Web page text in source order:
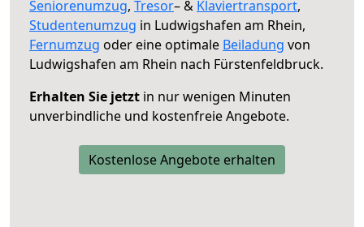
Seniorenumzug, Tresor– & Klaviertransport,
Studentenumzug in Ludwigshafen am Rhein,
Fernumzug oder eine optimale Beiladung von
Ludwigshafen am Rhein nach Fürstenfeldbruck.
Erhalten Sie jetzt in nur wenigen Minuten
unverbindliche und kostenfreie Angebote.
Kostenlose Angebote erhalten